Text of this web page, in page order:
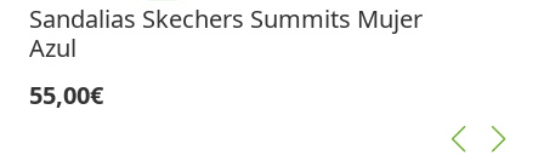
Sandalias Skechers Summits Mujer
Azul
55,00€